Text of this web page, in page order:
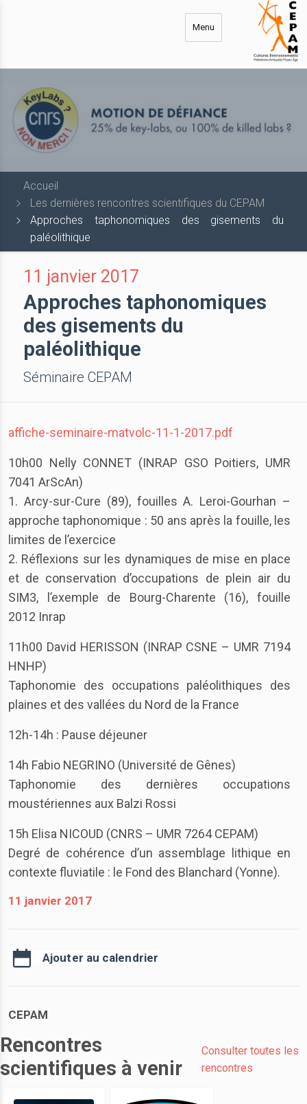
Menu
Accueil
Les dernières rencontres scientifiques du CEPAM
Approches taphonomiques des gisements du
paléolithique
11 janvier 2017
Approches taphonomiques
des gisements du
paléolithique
Séminaire CEPAM
affiche-seminaire-matvolc-11-1-2017.pdf
10h00 Nelly CONNET (INRAP GSO Poitiers, UMR
7041 ArScAn)
1. Arcy-sur-Cure (89), fouilles A. Leroi-Gourhan –
approche taphonomique : 50 ans après la fouille, les
limites de l’exercice
2. Réflexions sur les dynamiques de mise en place
et de conservation d’occupations de plein air du
SIM3, l’exemple de Bourg-Charente (16), fouille
2012 Inrap
11h00 David HERISSON (INRAP CSNE – UMR 7194
HNHP)
Taphonomie des occupations paléolithiques des
plaines et des vallées du Nord de la France
12h-14h : Pause déjeuner
14h Fabio NEGRINO (Université de Gênes)
Taphonomie des dernières occupations
moustériennes aux Balzi Rossi
15h Elisa NICOUD (CNRS – UMR 7264 CEPAM)
Degré de cohérence d’un assemblage lithique en
contexte fluviatile : le Fond des Blanchard (Yonne).
11 janvier 2017
Ajouter au calendrier
CEPAM
Rencontres
scientifiques à venir
Consulter toutes les
rencontres